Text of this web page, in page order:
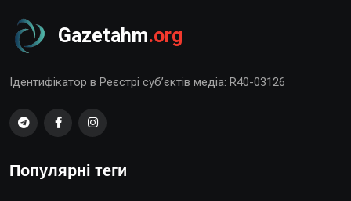
Gazetahm.org
Ідентифікатор в Реєстрі суб’єктів медіа: R40-03126
Популярні теги